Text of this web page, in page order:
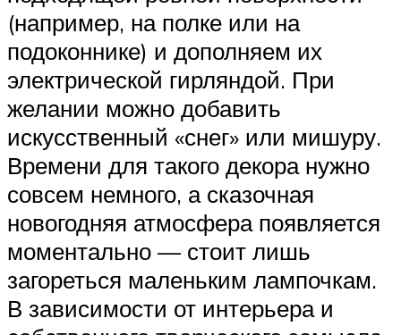
(например, на полке или на
подоконнике) и дополняем их
электрической гирляндой. При
желании можно добавить
искусственный «снег» или мишуру.
Времени для такого декора нужно
совсем немного, а сказочная
новогодняя атмосфера появляется
моментально — стоит лишь
загореться маленьким лампочкам.
В зависимости от интерьера и